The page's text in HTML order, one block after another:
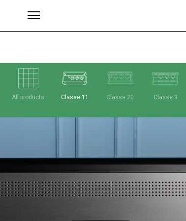
All products Classe 11 Classe 20 Classe 9
Brand